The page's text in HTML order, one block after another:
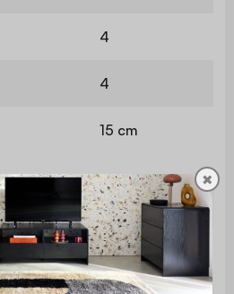
4
4
15 cm
37 cm
67 cm
✖